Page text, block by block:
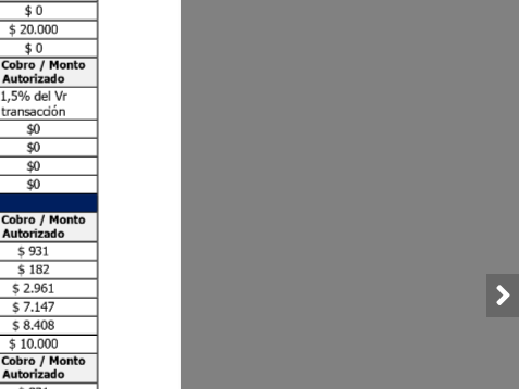
$ 0
$ 20.000
$ 0
Cobro / Monto
Autorizado
1,5% del Vr
transacción
$0
$0
$0
$0
Cobro / Monto
Autorizado
$ 931
$ 182
$ 2.961
$ 7.147
$ 8.408
$ 10.000
Cobro / Monto
Autorizado